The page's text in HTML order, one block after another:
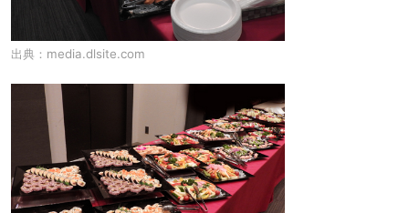
出典： media.dlsite.com